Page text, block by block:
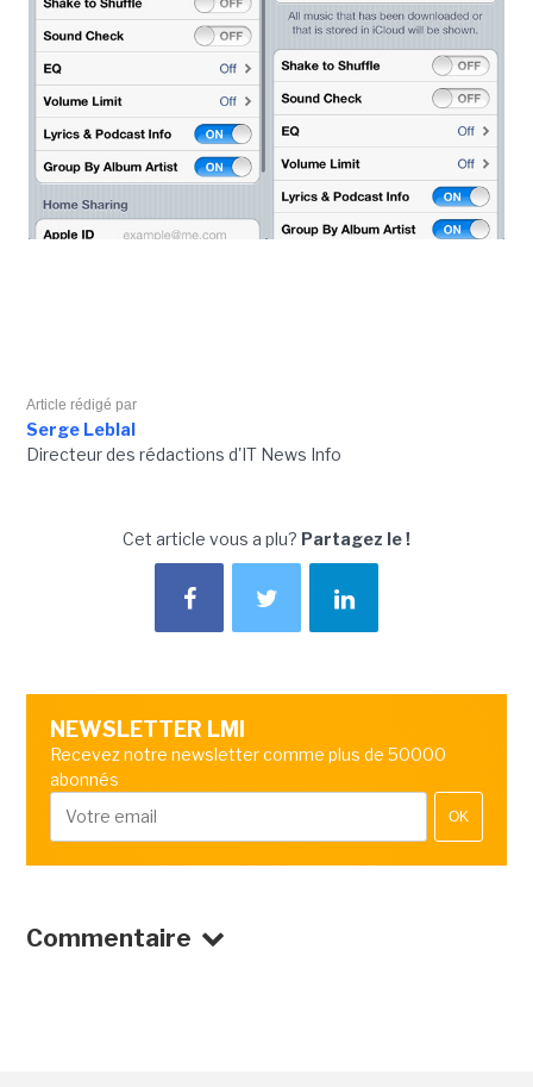
Article rédigé par
Serge Leblal
Directeur des rédactions d'IT News Info
Cet article vous a plu? Partagez le !
NEWSLETTER LMI
Recevez notre newsletter comme plus de 50000
abonnés
OK
Commentaire